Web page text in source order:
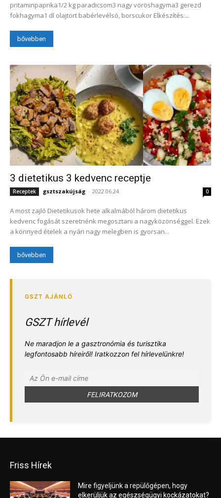
pritaminpaprika1/2 kg paradicsom3 nagy vöröshagyma3 gerezd
fokhagyma1 dl olajtört babérlevélsó, borscukor Elkészítés:...
bővebben
3 dietetikus 3 kedvenc receptje
Receptek gsztszakújság - 2022.06.24. 0
A most zajló Dietetikusok hete alkalmából három dietetikus
kedvenc fogását szeretnénk megosztani a nagyközönséggel. Ezek
a könnyed ételek a nyári nagy melegben is gyorsan...
bővebben
GSZT hírlevél
Ne maradjon le a gasztronómia és turisztika
legfontosabb híreiről! Iratkozzon fel hírlevelünkre!
Friss Hírek
Mire figyeljünk a repülőgépen, hogy
elkerüljük az egészségügyi kockázatokat?